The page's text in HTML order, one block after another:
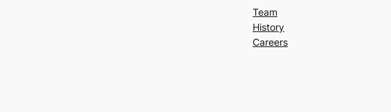
Team
History
Careers